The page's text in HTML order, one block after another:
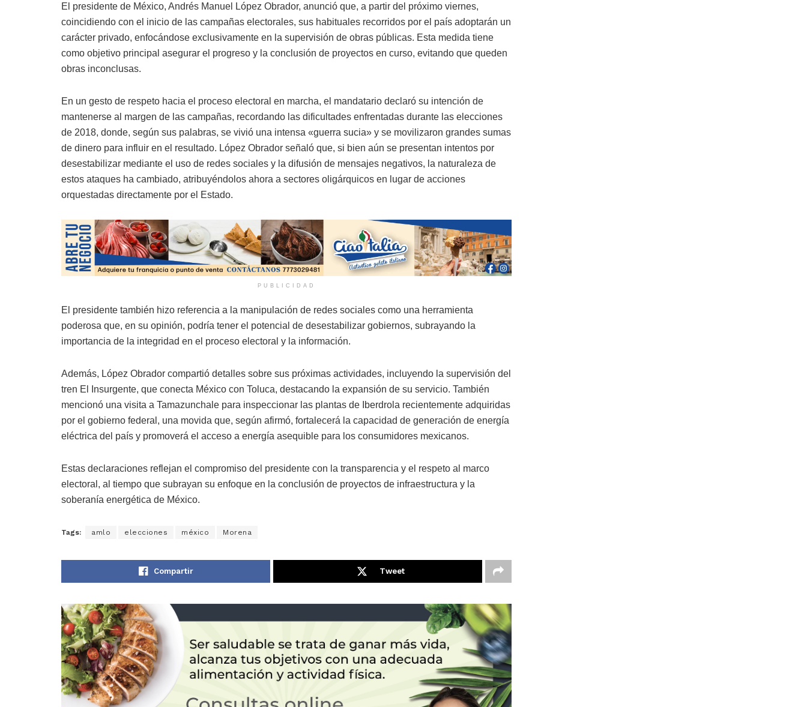
El presidente de México, Andrés Manuel López Obrador, anunció que, a partir del próximo viernes,
coincidiendo con el inicio de las campañas electorales, sus habituales recorridos por el país adoptarán un
carácter privado, enfocándose exclusivamente en la supervisión de obras públicas. Esta medida tiene
como objetivo principal asegurar el progreso y la conclusión de proyectos en curso, evitando que queden
obras inconclusas.
En un gesto de respeto hacia el proceso electoral en marcha, el mandatario declaró su intención de
mantenerse al margen de las campañas, recordando las dificultades enfrentadas durante las elecciones
de 2018, donde, según sus palabras, se vivió una intensa «guerra sucia» y se movilizaron grandes sumas
de dinero para influir en el resultado. López Obrador señaló que, si bien aún se presentan intentos por
desestabilizar mediante el uso de redes sociales y la difusión de mensajes negativos, la naturaleza de
estos ataques ha cambiado, atribuyéndolos ahora a sectores oligárquicos en lugar de acciones
orquestadas directamente por el Estado.
PUBLICIDAD
El presidente también hizo referencia a la manipulación de redes sociales como una herramienta
poderosa que, en su opinión, podría tener el potencial de desestabilizar gobiernos, subrayando la
importancia de la integridad en el proceso electoral y la información.
Además, López Obrador compartió detalles sobre sus próximas actividades, incluyendo la supervisión del
tren El Insurgente, que conecta México con Toluca, destacando la expansión de su servicio. También
mencionó una visita a Tamazunchale para inspeccionar las plantas de Iberdrola recientemente adquiridas
por el gobierno federal, una movida que, según afirmó, fortalecerá la capacidad de generación de energía
eléctrica del país y promoverá el acceso a energía asequible para los consumidores mexicanos.
Estas declaraciones reflejan el compromiso del presidente con la transparencia y el respeto al marco
electoral, al tiempo que subrayan su enfoque en la conclusión de proyectos de infraestructura y la
soberanía energética de México.
Tags: amlo elecciones méxico Morena
Compartir Tweet